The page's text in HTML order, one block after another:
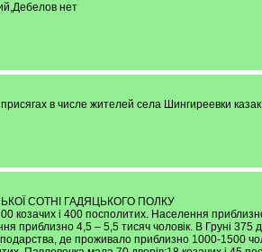
нет
в числе жителей села Шингиреевки
СОТНІ ГАДЯЦЬКОГО ПОЛКУ
козачих і 400 посполитих. Населення
приблизно 4,5 – 5,5 тисяч чоловік. В Груні
де проживало приблизно 1000-1500